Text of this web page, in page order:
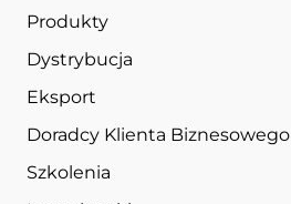
Produkty
Dystrybucja
Eksport
Doradcy Klienta Biznesowego
Szkolenia